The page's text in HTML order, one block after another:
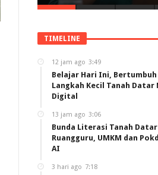
TIMELINE
12 jam ago 3:49
Belajar Hari Ini, Bertumbuh
Langkah Kecil Tanah Datar
Digital
13 jam ago 3:06
Bunda Literasi Tanah Datar
Ruangguru, UMKM dan
AI
3 hari ago 7:18